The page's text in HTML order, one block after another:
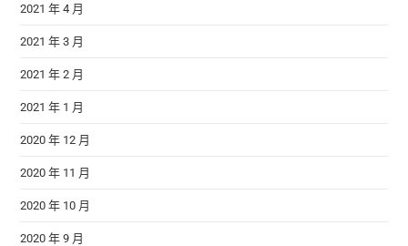
2021 年 4 月
2021 年 3 月
2021 年 2 月
2021 年 1 月
2020 年 12 月
2020 年 11 月
2020 年 10 月
2020 年 9 月